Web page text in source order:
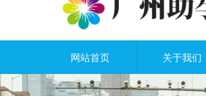
网站首页 关于我们